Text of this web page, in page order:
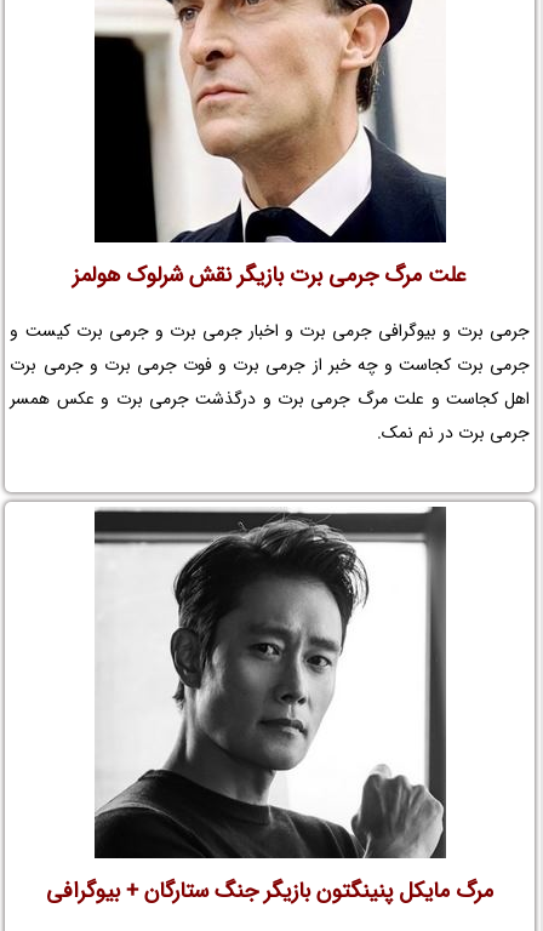
علت مرگ جرمی برت بازیگر نقش شرلوک هولمز
جرمی برت و بیوگرافی جرمی برت و اخبار جرمی برت و جرمی برت کیست و
جرمی برت کجاست و چه خبر از جرمی برت و فوت جرمی برت و جرمی برت
اهل کجاست و علت مرگ جرمی برت و درگذشت جرمی برت و عکس همسر
جرمی برت در نم نمک.
مرگ مایکل پنینگتون بازیگر جنگ ستارگان + بیوگرافی